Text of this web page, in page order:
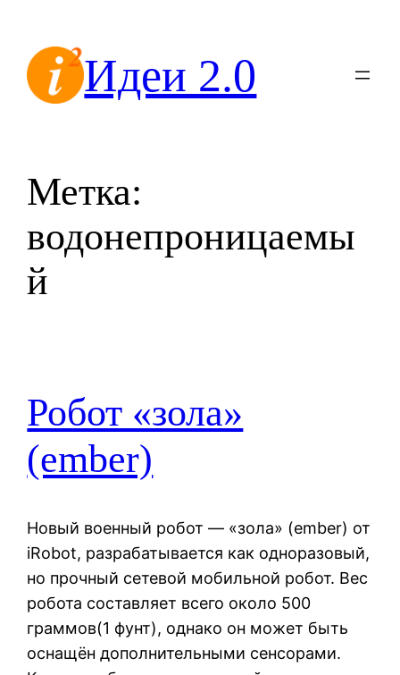
содержимомуИдеи 2.0
Метка:
водонепроницаемы
й
Робот «зола»
(ember)
Новый военный робот — «зола» (ember) от
iRobot, разрабатывается как одноразовый,
но прочный сетевой мобильной робот. Вес
робота составляет всего около 500
граммов(1 фунт), однако он может быть
оснащён дополнительными сенсорами.